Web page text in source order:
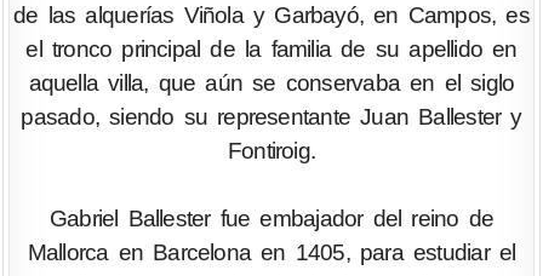
de las alquerías Viñola y Garbayó, en Campos, es
el tronco principal de la familia de su apellido en
aquella villa, que aún se conservaba en el siglo
pasado, siendo su representante Juan Ballester y
Fontiroig.
Gabriel Ballester fue embajador del reino de
Mallorca en Barcelona en 1405, para estudiar el